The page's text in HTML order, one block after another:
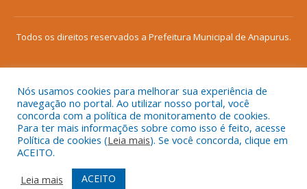
Todos os direitos reservados a Prefeitura Municipal de Anapurus.
Mapa do Site
Acessar Área Administrativa
Acessar o Webmail
Nós usamos cookies para melhorar sua experiência de
navegação no portal. Ao utilizar nosso portal, você
concorda com a política de monitoramento de cookies.
Para ter mais informações sobre como isso é feito, acesse
Política de cookies (Leia mais). Se você concorda, clique em
ACEITO.
Leia mais
ACEITO